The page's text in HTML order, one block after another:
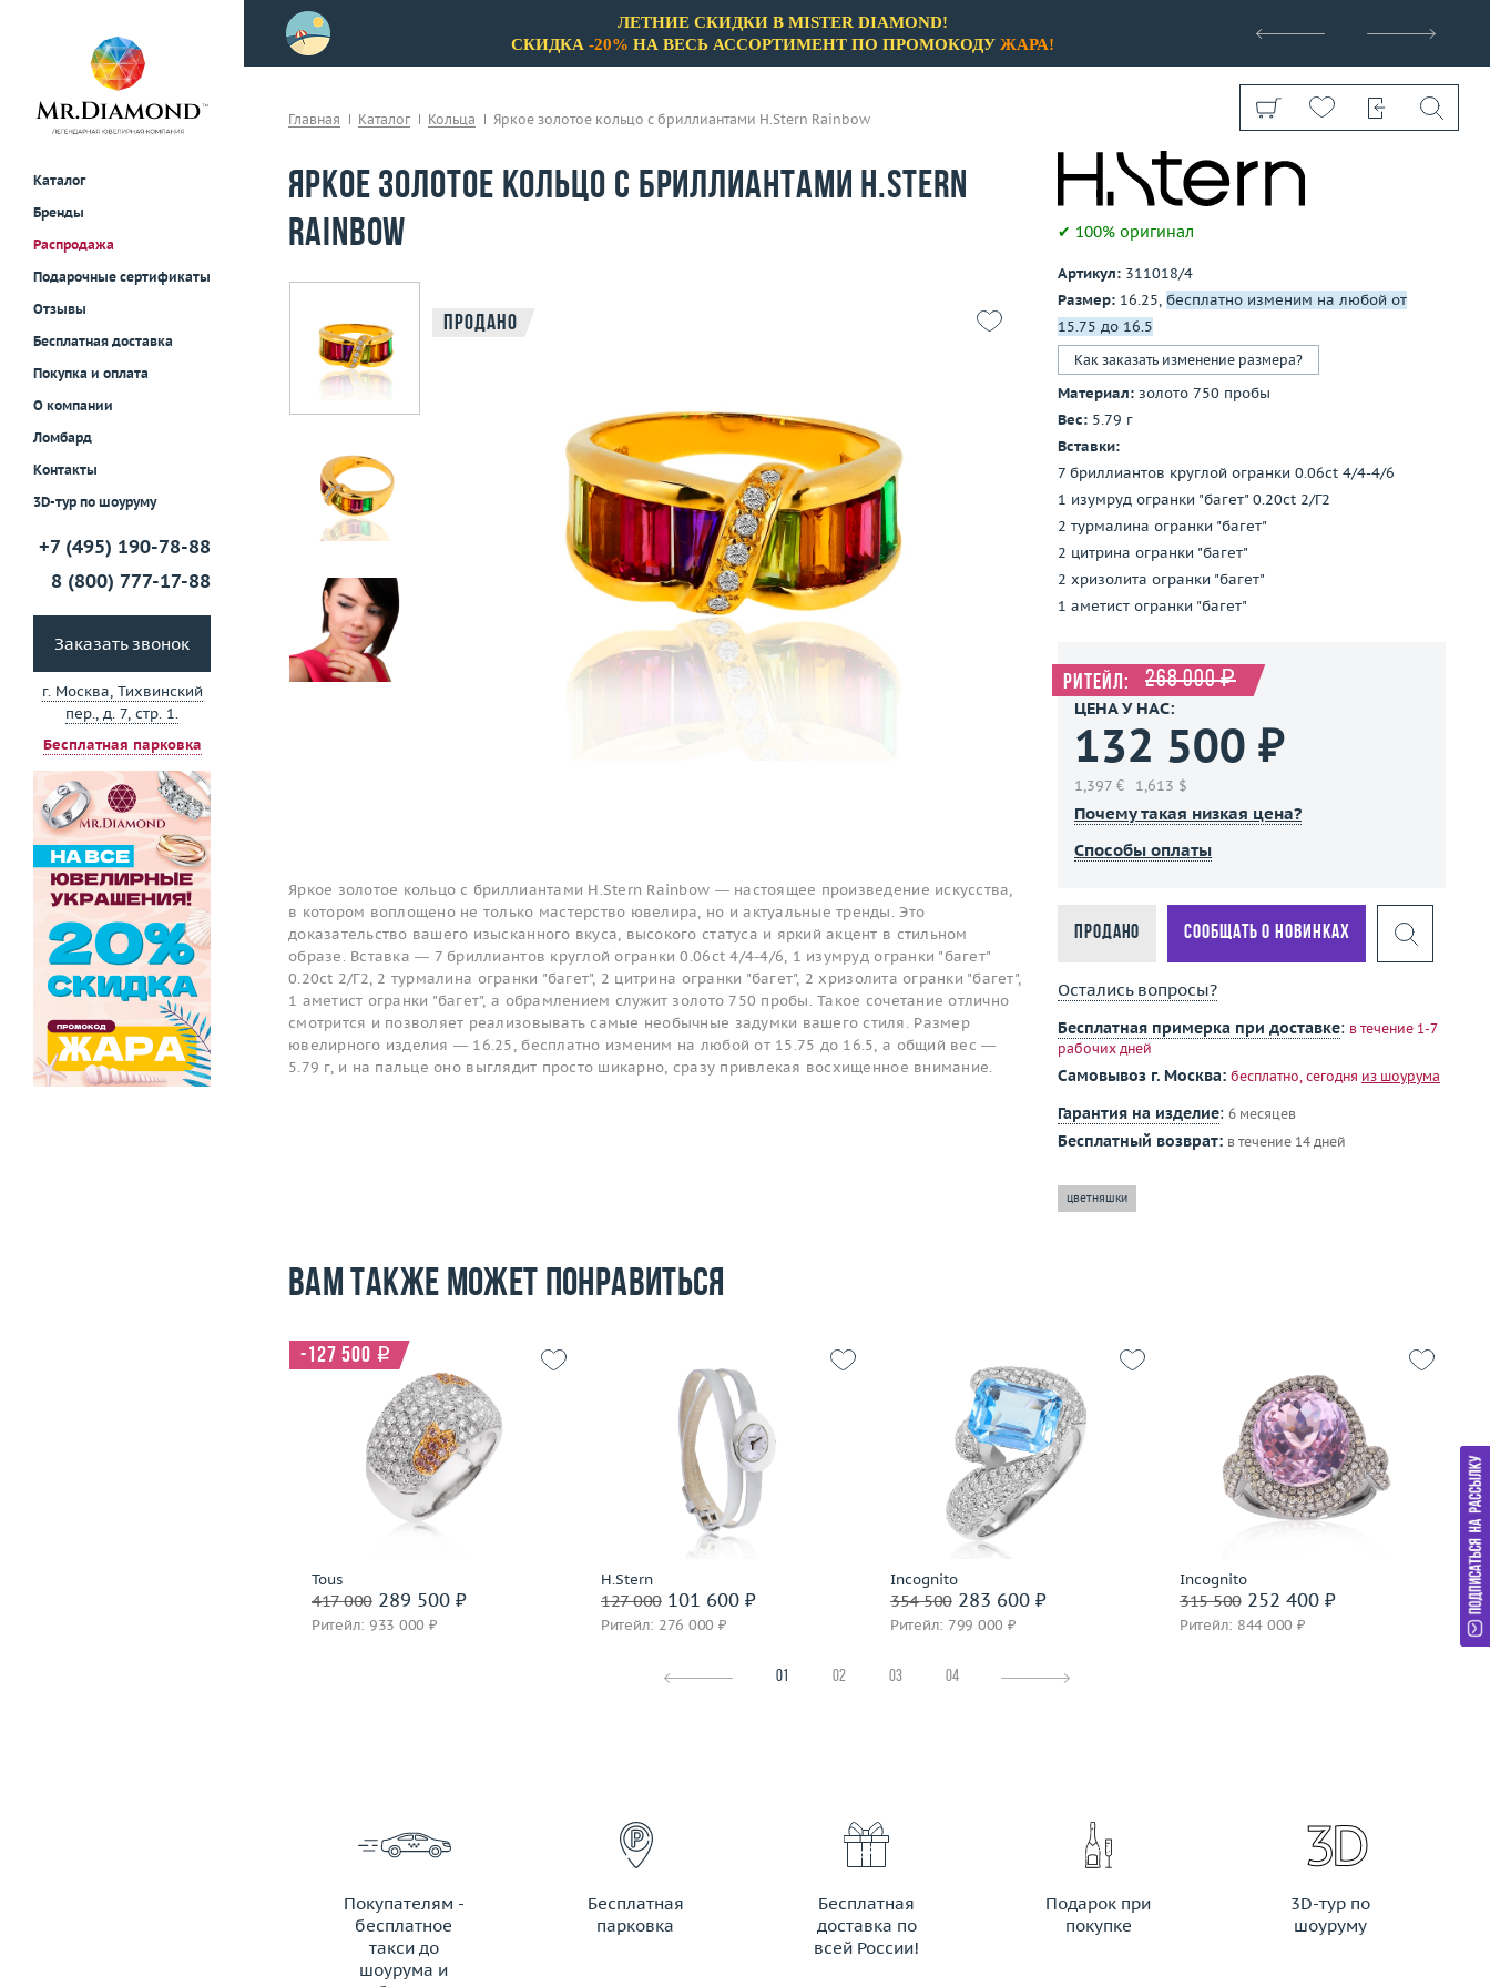
Каталог
Бренды
Распродажа
Подарочные сертификаты
Отзывы
Бесплатная доставка
Покупка и оплата
О компании
Ломбард
Контакты
3D-тур по шоуруму
+7 (495) 190-78-88
8 (800) 777-17-88
Заказать звонок
г. Москва, Тихвинский
пер., д. 7, стр. 1.
Бесплатная парковка
примерки!
ЛЕТНИЕ СКИДКИ В MISTER DIAMOND!
СКИДКА -20% НА ВЕСЬ АССОРТИМЕНТ ПО ПРОМОКОДУ ЖАРА!
Показать все
Главная Каталог Кольца Яркое золотое кольцо с бриллиантами H.Stern Rainbow
Яркое золотое кольцо с бриллиантами H.Stern
Rainbow
Продано
Яркое золотое кольцо с бриллиантами H.Stern Rainbow — настоящее произведение искусства,
в котором воплощено не только мастерство ювелира, но и актуальные тренды. Это
доказательство вашего изысканного вкуса, высокого статуса и яркий акцент в стильном
образе. Вставка — 7 бриллиантов круглой огранки 0.06ct 4/4-4/6, 1 изумруд огранки "багет"
0.20ct 2/Г2, 2 турмалина огранки "багет", 2 цитрина огранки "багет", 2 хризолита огранки "багет",
1 аметист огранки "багет", а обрамлением служит золото 750 пробы. Такое сочетание отлично
смотрится и позволяет реализовывать самые необычные задумки вашего стиля. Размер
ювелирного изделия — 16.25, бесплатно изменим на любой от 15.75 до 16.5, а общий вес —
5.79 г, и на пальце оно выглядит просто шикарно, сразу привлекая восхищенное внимание.
✔ 100% оригинал
Артикул: 311018/4
Размер: 16.25, бесплатно изменим на любой от
15.75 до 16.5
Как заказать изменение размера?
Материал: золото 750 пробы
Вес: 5.79 г
Вставки:
7 бриллиантов круглой огранки 0.06ct 4/4-4/6
1 изумруд огранки "багет" 0.20ct 2/Г2
2 турмалина огранки "багет"
2 цитрина огранки "багет"
2 хризолита огранки "багет"
1 аметист огранки "багет"
Ритейл: 268 000 ₽
ЦЕНА У НАС:
132 500 ₽
1,397 € 1,613 $
Почему такая низкая цена?
Способы оплаты
Продано Сообщать о новинках
Остались вопросы?
Бесплатная примерка при доставке: в течение 1-7
рабочих дней
Самовывоз г. Москва: бесплатно, сегодня из шоурума
Гарантия на изделие: 6 месяцев
Бесплатный возврат: в течение 14 дней
цветняшки
Вам также может понравиться
Tous
417 000289 500 ₽
Ритейл: 933 000 ₽
-127 500 i
Размер
Материал
золото 750 пробы
Подробнее
H.Stern
127 000101 600 ₽
Ритейл: 276 000 ₽
Подробнее
Incognito
354 500283 600 ₽
Ритейл: 799 000 ₽
18.75
Материал
золото 750 пробы
Подробнее
Incognito
315 500252 400 ₽
Ритейл: 844 000 ₽
Материал
золото 750 пробы
Подробнее
01 02 03 04
Покупателям -
бесплатное
такси до
шоурума и
Бесплатная
парковка
Бесплатная
доставка по
всей России!
Подарок при
покупке
3D-тур по
шоуруму